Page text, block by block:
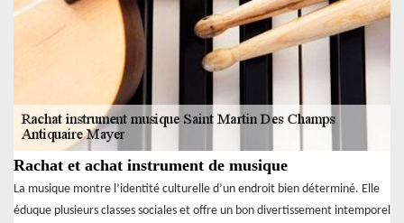
Rachat et achat instrument de musique
La musique montre l’identité culturelle d’un endroit bien déterminé. Elle
éduque plusieurs classes sociales et offre un bon divertissement intemporel